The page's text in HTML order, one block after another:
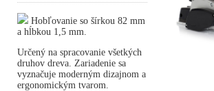
Hobľovanie so šírkou 82 mm
a hĺbkou 1,5 mm.
Určený na spracovanie všetkých
druhov dreva. Zariadenie sa
vyznačuje moderným dizajnom a
ergonomickým tvarom.